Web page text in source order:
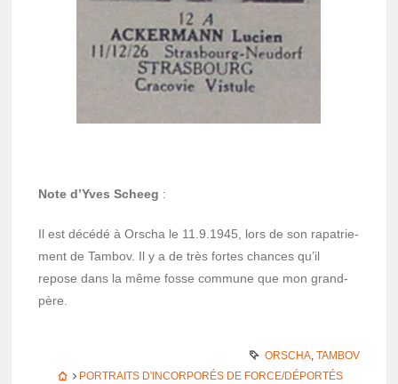
Note d’Yves Scheeg :
Il est décédé à Orscha le 11.9.1945, lors de son rapa­trie­
ment de Tambov. Il y a de très fortes chances qu’il
repose dans la même fosse commune que mon grand-
père.
ORSCHA, TAMBOV
PORTRAITS D'INCORPORÉS DE FORCE/DÉPORTÉS